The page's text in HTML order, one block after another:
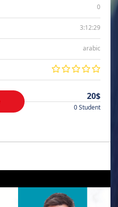
0
3:12:29
arabic
20$
0 Student